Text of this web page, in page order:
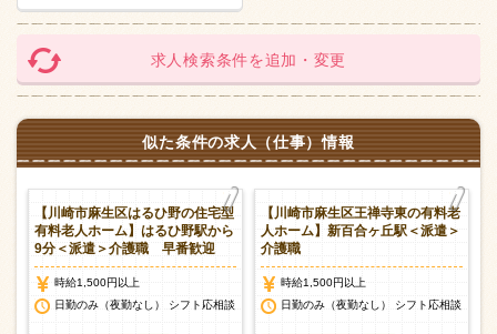
求人検索条件を追加・変更
似た条件の求人（仕事）情報
【川崎市麻生区はるひ野の住宅型
有料老人ホーム】はるひ野駅から
9分＜派遣＞介護職 早番歓迎
時給1,500円以上
日勤のみ（夜勤なし） シフト応相談
【川崎市麻生区王禅寺東の有料老
人ホーム】新百合ヶ丘駅＜派遣＞
介護職
時給1,500円以上
日勤のみ（夜勤なし） シフト応相談